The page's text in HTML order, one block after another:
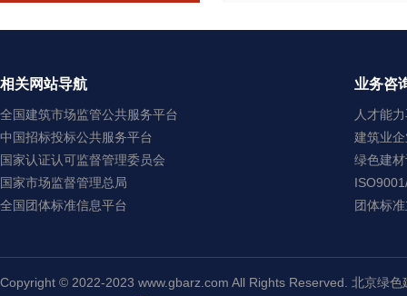
相关网站导航
全国建筑市场监管公共服务平台
中国招标投标公共服务平台
国家认证认可监督管理委员会
国家市场监督管理总局
全国团体标准信息平台
业务咨
人才能
建筑业
绿色建
团体标
Copyright © 2022-2023 www.gbarz.com All Rights Reserved. 北京绿色